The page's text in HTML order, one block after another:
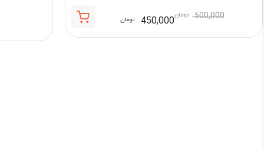
500,000 تومان450,000 تومان